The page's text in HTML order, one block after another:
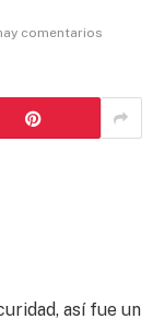
comentarios
así fue un